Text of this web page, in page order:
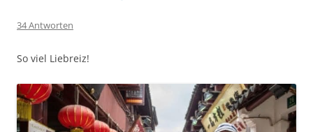
34 Antworten
So viel Liebreiz!